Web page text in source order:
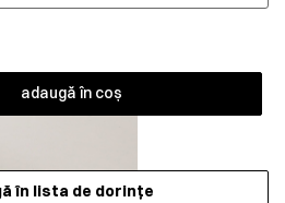
adaugă în coș
în lista de dorințe